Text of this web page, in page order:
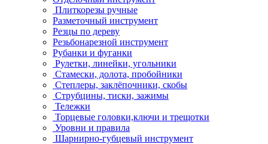
Плиткорезы ручные
Разметочный инструмент
Резцы по дереву
Резьбонарезной инструмент
Рубанки и фуганки
Рулетки, линейки, угольники
Стамески, долота, пробойники
Степлеры, заклёпочники, скобы
Струбцины, тиски, зажимы
Тележки
Торцевые головки,ключи и трещотки
Уровни и правила
Шарнирно-губцевый инструмент